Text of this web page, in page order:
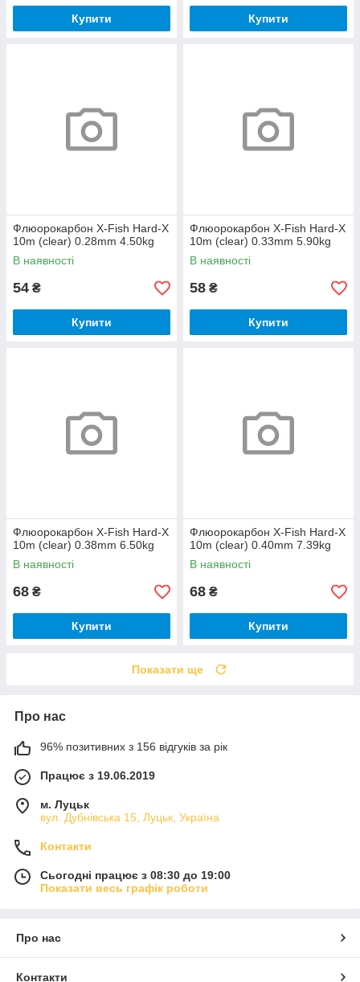
Купити Купити
Флюорокарбон X-Fish Hard-X
10m (clear) 0.28mm 4.50kg
В наявності
54 ₴
Купити
Флюорокарбон X-Fish Hard-X
10m (clear) 0.33mm 5.90kg
В наявності
58 ₴
Купити
Флюорокарбон X-Fish Hard-X
10m (clear) 0.38mm 6.50kg
В наявності
68 ₴
Купити
Флюорокарбон X-Fish Hard-X
10m (clear) 0.40mm 7.39kg
В наявності
68 ₴
Купити
Показати ще
Про нас
96% позитивних з 156 відгуків за рік
Працює з 19.06.2019
м. Луцьк
вул. Дубнівська 15, Луцьк, Україна
Контакти
Сьогодні працює з 08:30 до 19:00
Показати весь графік роботи
Про нас
Контакти